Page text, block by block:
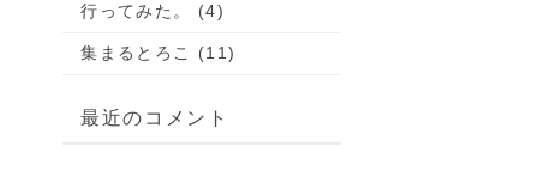
行ってみた。 (4)
集まるとろこ (11)
最近のコメント